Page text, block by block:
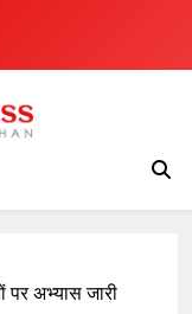
पर अभ्यास जारी